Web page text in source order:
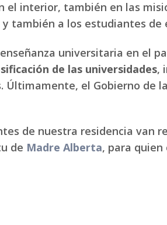
el interior, también en las
también a los estudiantes de
universitaria en el
de las universidades,
Últimamente, el Gobierno de
de nuestra residencia van
de Madre Alberta, para